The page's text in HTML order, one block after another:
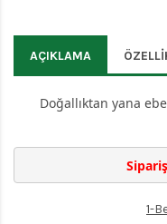
AÇIKLAMA
Doğallıktan yana
1-